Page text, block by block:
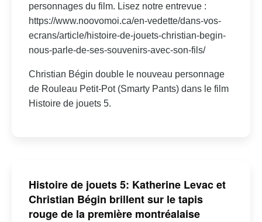
personnages du film. Lisez notre entrevue :
https://www.noovomoi.ca/en-vedette/dans-vos-
ecrans/article/histoire-de-jouets-christian-begin-
nous-parle-de-ses-souvenirs-avec-son-fils/
Christian Bégin double le nouveau personnage
de Rouleau Petit-Pot (Smarty Pants) dans le film
Histoire de jouets 5.
Histoire de jouets 5: Katherine Levac et
Christian Bégin brillent sur le tapis
rouge de la première montréalaise